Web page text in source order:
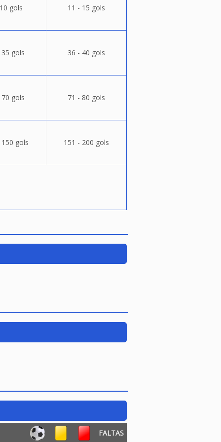
gols 11 - 15 gols
gols 36 - 40 gols
gols 71 - 80 gols
gols 151 - 200 gols
FALTAS